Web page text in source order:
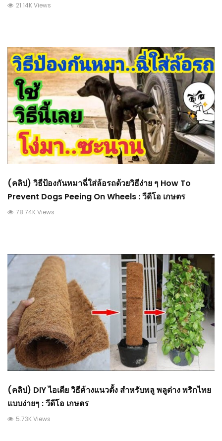
21.14K Views
(คลิป) วิธีป้องกันหมาฉี่ใส่ล้อรถด้วยวิธีง่าย ๆ How To
Prevent Dogs Peeing On Wheels : วีดีโอ เกษตร
78.74K Views
(คลิป) DIY ไอเดีย วิธีค้างแนวตั้ง สำหรับพลู พลูด่าง พริกไทย
แบบง่ายๆ : วีดีโอ เกษตร
5.73K Views